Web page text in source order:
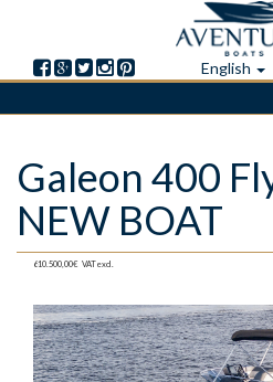
main
content
English
Galeon 400
NEW BOAT
610.500,00€ VAT excl.